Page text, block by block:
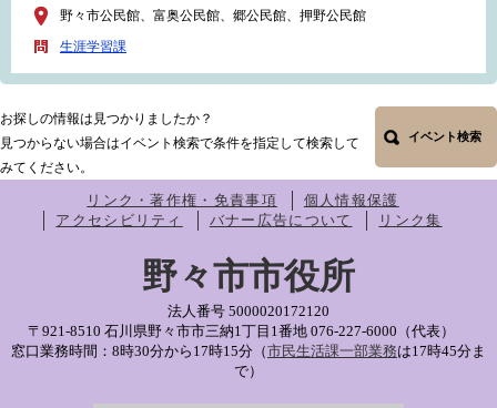
野々市公民館、富奥公民館、郷公民館、押野公民館
生涯学習課
お探しの情報は見つかりましたか？
見つからない場合はイベント検索で条件を指定して検索して
みてください。
イベント検索
リンク・著作権・免責事項
個人情報保護
アクセシビリティ
バナー広告について リンク集
野々市市役所
法人番号 5000020172120
〒921-8510 石川県野々市市三納1丁目1番地 076-227-6000（代表）
窓口業務時間：8時30分から17時15分（市民生活課一部業務は17時45分ま
で）